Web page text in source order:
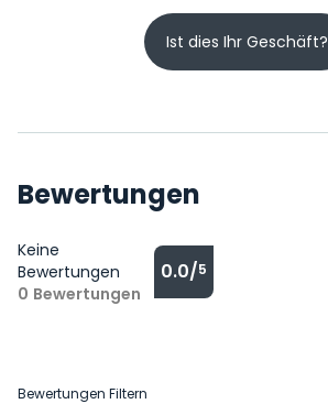
Ist dies Ihr Geschäft?
Bewertungen
Keine
Bewertungen
0 Bewertungen
0.0/5
Bewertungen Filtern